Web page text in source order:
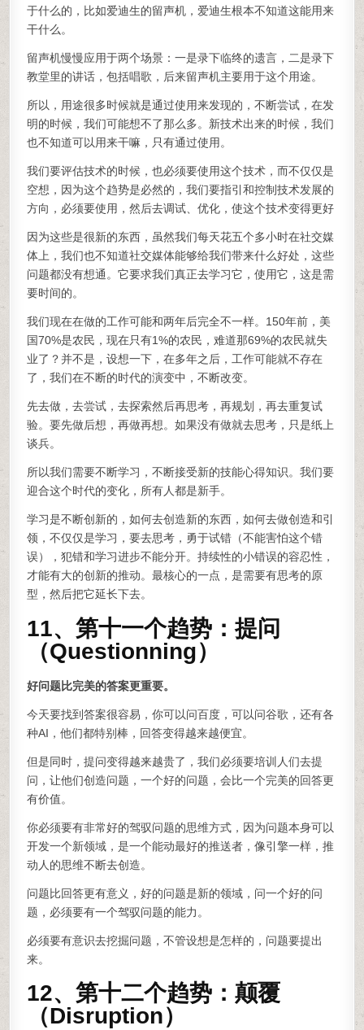
于什么的，比如爱迪生的留声机，爱迪生根本不知道这能用来
干什么。
留声机慢慢应用于两个场景：一是录下临终的遗言，二是录下
教堂里的讲话，包括唱歌，后来留声机主要用于这个用途。
所以，用途很多时候就是通过使用来发现的，不断尝试，在发
明的时候，我们可能想不了那么多。新技术出来的时候，我们
也不知道可以用来干嘛，只有通过使用。
我们要评估技术的时候，也必须要使用这个技术，而不仅仅是
空想，因为这个趋势是必然的，我们要指引和控制技术发展的
方向，必须要使用，然后去调试、优化，使这个技术变得更好
因为这些是很新的东西，虽然我们每天花五个多小时在社交媒
体上，我们也不知道社交媒体能够给我们带来什么好处，这些
问题都没有想通。它要求我们真正去学习它，使用它，这是需
要时间的。
我们现在在做的工作可能和两年后完全不一样。150年前，美
国70%是农民，现在只有1%的农民，难道那69%的农民就失
业了？并不是，设想一下，在多年之后，工作可能就不存在
了，我们在不断的时代的演变中，不断改变。
先去做，去尝试，去探索然后再思考，再规划，再去重复试
验。要先做后想，再做再想。如果没有做就去思考，只是纸上
谈兵。
所以我们需要不断学习，不断接受新的技能心得知识。我们要
迎合这个时代的变化，所有人都是新手。
学习是不断创新的，如何去创造新的东西，如何去做创造和引
领，不仅仅是学习，要去思考，勇于试错（不能害怕这个错
误），犯错和学习进步不能分开。持续性的小错误的容忍性，
才能有大的创新的推动。最核心的一点，是需要有思考的原
型，然后把它延长下去。
11、第十一个趋势：提问
（Questionning）
好问题比完美的答案更重要。
今天要找到答案很容易，你可以问百度，可以问谷歌，还有各
种AI，他们都特别棒，回答变得越来越便宜。
但是同时，提问变得越来越贵了，我们必须要培训人们去提
问，让他们创造问题，一个好的问题，会比一个完美的回答更
有价值。
你必须要有非常好的驾驭问题的思维方式，因为问题本身可以
开发一个新领域，是一个能动最好的推送者，像引擎一样，推
动人的思维不断去创造。
问题比回答更有意义，好的问题是新的领域，问一个好的问
题，必须要有一个驾驭问题的能力。
必须要有意识去挖掘问题，不管设想是怎样的，问题要提出
来。
12、第十二个趋势：颠覆
（Disruption）